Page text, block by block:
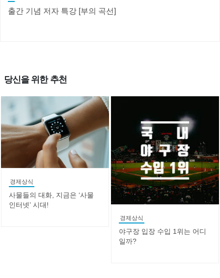
출간 기념 저자 특강 [부의 곡선]
당신을 위한 추천
경제상식
사물들의 대화, 지금은 ‘사물
인터넷’ 시대!
경제상식
야구장 입장 수입 1위는 어디
일까?